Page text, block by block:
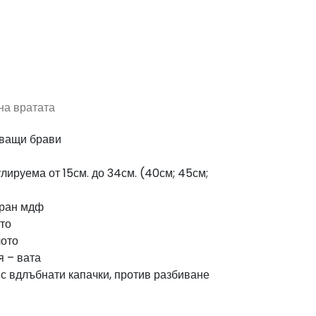
вратата
брави
от 15см. до 34см. (40см; 45см;
мдф
– вата
вдлъбнати капачки, против разбиване